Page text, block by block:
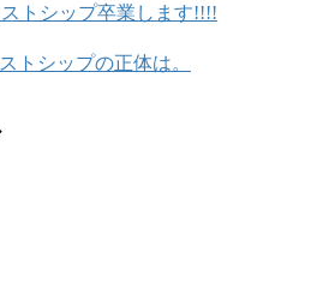
ストシップ卒業します!!!!
トシップの正体は。